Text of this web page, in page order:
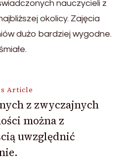
nauczycieli z
okolicy. Zajęcia
dużo bardziej wygodne.
Article
z zwyczajnych
można z
uwzględnić